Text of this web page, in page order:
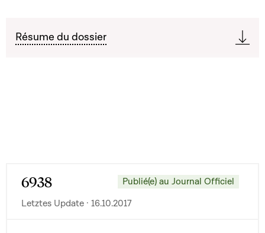
Résume du dossier
6938
Publié(e) au Journal Officiel
Letztes Update · 16.10.2017